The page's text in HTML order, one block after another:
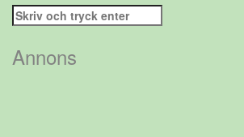
Sök
efter:
Annons